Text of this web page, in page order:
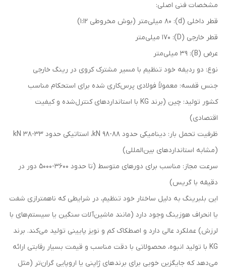
مشخصات فنی اصلی:
قطر داخلی (d): ۸۰ میلی‌متر (بوش مخروطی 1:12)
قطر خارجی (D): ۱۷۰ میلی‌متر
عرض (B): ۳۹ میلی‌متر
نوع: دو ردیفه خود تنظیم با مسیر مشترک کروی در رینگ خارجی
جنس قفسه: معمولاً فولادی پرس‌کاری شده برای استحکام مناسب
کشور تولید: چین (برند KG با استانداردهای کنترل‌شده و کیفیت
اقتصادی)
ظرفیت تحمل بار: دینامیکی حدود ۸۸-۹۸ kN، استاتیکی حدود ۳۳-۳۸ kN
(مشابه استانداردهای بین‌المللی)
سرعت مجاز: مناسب برای دورهای متوسط (تا حدود ۳۶۰۰-۵۰۰۰ دور در
دقیقه با گریس)
این بلبرینگ به دلیل ساختار خود تنظیم، در شرایطی که ناهمترازی شفت
یا انحراف هوزینگ وجود دارد (مانند ماشین‌آلات سنگین یا سیستم‌های با
لرزش) عملکرد عالی دارد و اصطکاک کم و نویز پایینی تولید می‌کند. برند
KG با تولید انبوه، محصولاتی با دقت مناسب و قیمت بسیار رقابتی ارائه
می‌دهد که جایگزین خوبی برای برندهای ژاپنی یا اروپایی گران‌تر (مثل